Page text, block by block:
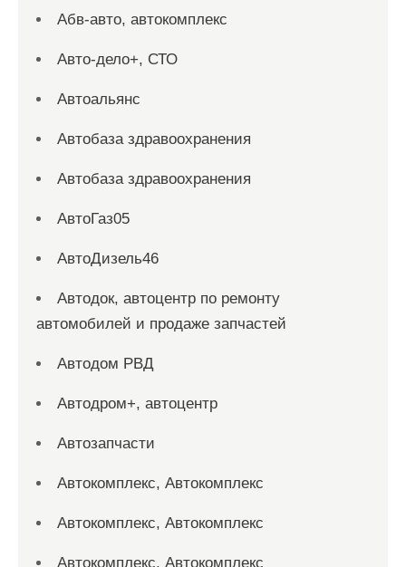
Абв-авто, автокомплекс
Авто-дело+, СТО
Автоальянс
Автобаза здравоохранения
Автобаза здравоохранения
АвтоГаз05
АвтоДизель46
Автодок, автоцентр по ремонту
автомобилей и продаже запчастей
Автодом РВД
Автодром+, автоцентр
Автозапчасти
Автокомплекс, Автокомплекс
Автокомплекс, Автокомплекс
Автокомплекс, Автокомплекс